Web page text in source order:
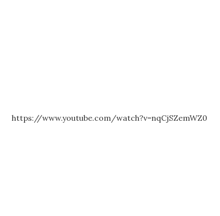
https://www.youtube.com/watch?v=nqCjSZemWZ0